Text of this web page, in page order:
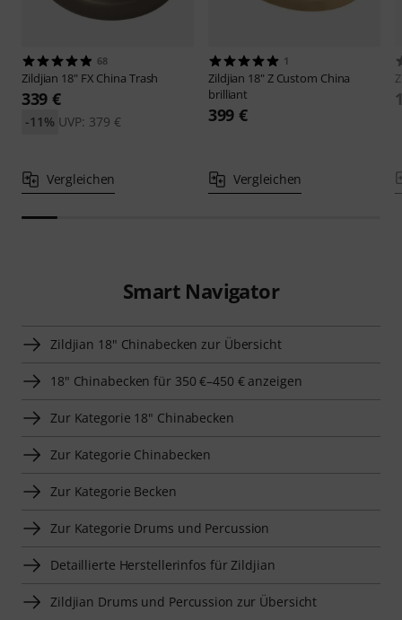
68
Zildjian 18" FX China Trash
339 €
UVP: 379 €
-11%
Vergleichen
1
Zildjian 18" Z Custom China
brilliant
399 €
Vergleichen
Smart Navigator
Zildjian 18" Chinabecken zur Übersicht
18" Chinabecken für 350 €–450 € anzeigen
Zur Kategorie 18" Chinabecken
Zur Kategorie Chinabecken
Zur Kategorie Becken
Zur Kategorie Drums und Percussion
Detaillierte Herstellerinfos für Zildjian
Zildjian Drums und Percussion zur Übersicht